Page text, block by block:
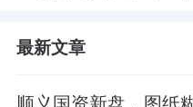
此外，“兄弟”中建方
的启示。
最新文章